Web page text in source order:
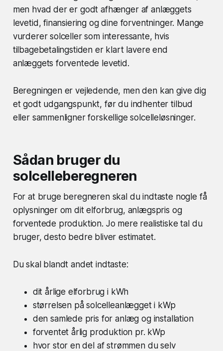
men hvad der er godt afhænger af anlæggets
levetid, finansiering og dine forventninger. Mange
vurderer solceller som interessante, hvis
tilbagebetalingstiden er klart lavere end
anlæggets forventede levetid.
Beregningen er vejledende, men den kan give dig
et godt udgangspunkt, før du indhenter tilbud
eller sammenligner forskellige solcelleløsninger.
Sådan bruger du
solcelleberegneren
For at bruge beregneren skal du indtaste nogle få
oplysninger om dit elforbrug, anlægspris og
forventede produktion. Jo mere realistiske tal du
bruger, desto bedre bliver estimatet.
Du skal blandt andet indtaste:
dit årlige elforbrug i kWh
størrelsen på solcelleanlægget i kWp
den samlede pris for anlæg og installation
forventet årlig produktion pr. kWp
hvor stor en del af strømmen du selv